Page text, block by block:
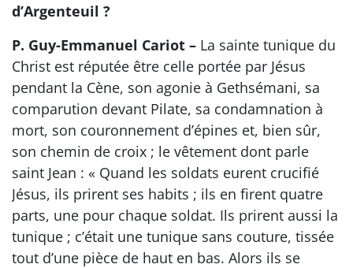
d’Argenteuil ?
P. Guy-Emmanuel Cariot – La sainte tunique du
Christ est réputée être celle portée par Jésus
pendant la Cène, son agonie à Gethsémani, sa
comparution devant Pilate, sa condamnation à
mort, son couronnement d’épines et, bien sûr,
son chemin de croix ; le vêtement dont parle
saint Jean : « Quand les soldats eurent crucifié
Jésus, ils prirent ses habits ; ils en firent quatre
parts, une pour chaque soldat. Ils prirent aussi la
tunique ; c’était une tunique sans couture, tissée
tout d’une pièce de haut en bas. Alors ils se